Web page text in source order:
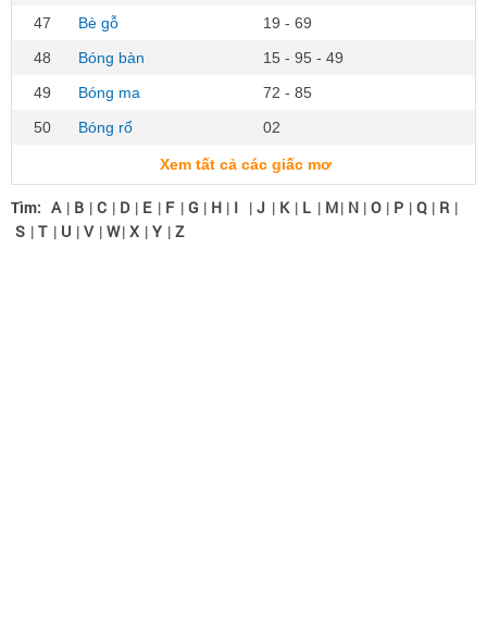
47
Bè gỗ
19 - 69
48
Bóng bàn
15 - 95 - 49
49
Bóng ma
72 - 85
50
Bóng rổ 02
Xem tất cả các giấc mơ
Tìm: A | B | C | D | E | F | G | H | I | J | K | L | M| N | O | P | Q | R |
S | T | U | V | W| X | Y | Z